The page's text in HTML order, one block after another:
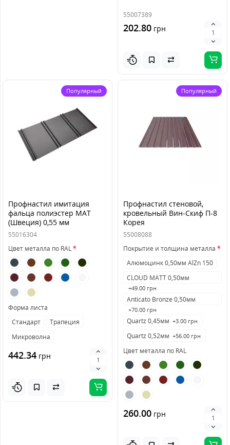
55007389
202.80 грн
Популярный
Профнастил имитация
фальца полиэстер MAT
(Швеция) 0,55 мм
55016304
Цвет металла по RAL
Форма листа
Стандарт
Трапеция
Микроволна
442.34 грн
Популярный
Профнастил стеновой,
кровельный Вин-Скиф П-8
Корея
55008088
Покрытие и толщина металла
Алюмоцинк 0,50мм AlZn 150
CLOUD MATT 0,50мм
+49.00 грн
Anticato Bronze 0,50мм
+70.00 грн
Quartz 0,45мм +3.00 грн
Quartz 0,52мм +56.00 грн
Цвет металла по RAL
260.00 грн